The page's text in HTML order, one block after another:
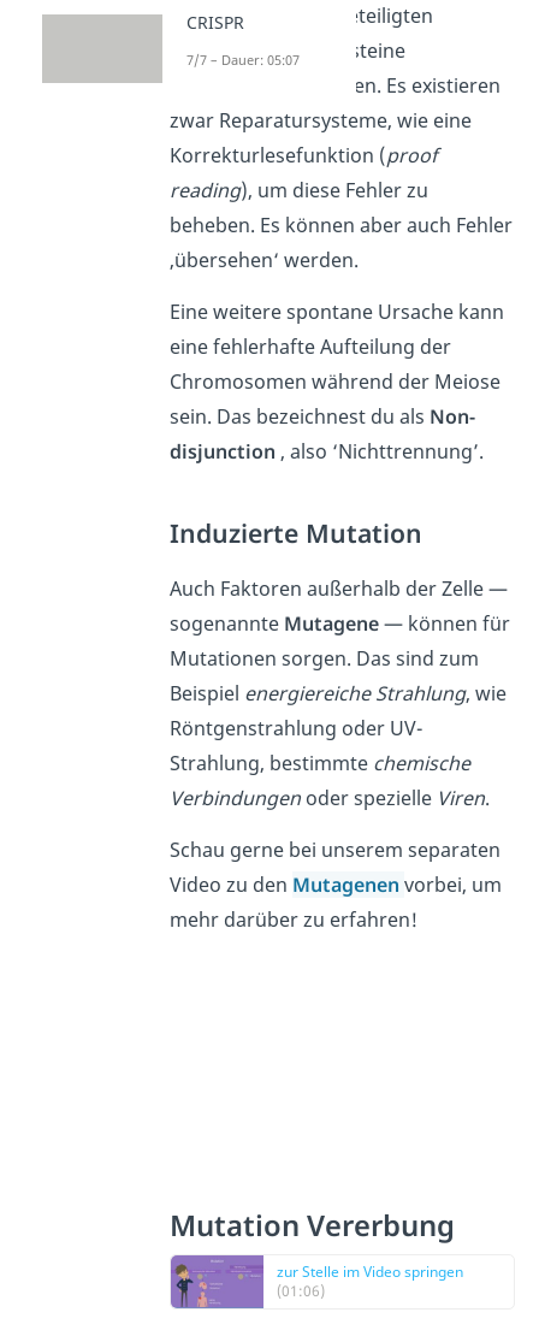
können die daran beteiligten
Enzyme falsche Bausteine
(Nukleotide) einsetzen. Es existieren
zwar Reparatursysteme, wie eine
Korrekturlesefunktion (proof
reading), um diese Fehler zu
beheben. Es können aber auch Fehler
‚übersehen‘ werden.
Eine weitere spontane Ursache kann
eine fehlerhafte Aufteilung der
Chromosomen während der Meiose
sein. Das bezeichnest du als Non-
disjunction , also ‘Nichttrennung’.
Induzierte Mutation
Auch Faktoren außerhalb der Zelle —
sogenannte Mutagene— können für
Mutationen sorgen. Das sind zum
Beispiel energiereiche Strahlung, wie
Röntgenstrahlung oder UV-
Strahlung, bestimmte chemische
Verbindungen oder spezielle Viren.
Schau gerne bei unserem separaten
Video zu den Mutagenenvorbei, um
mehr darüber zu erfahren!
MutationVererbung
zur Stelle im Video springen
(01:06)
CRISPR
7/7 – Dauer: 05:07